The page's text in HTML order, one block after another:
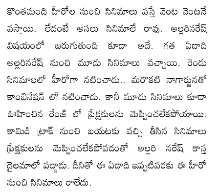
కొంతమంది హీరోల నుంచి సినిమాలు వస్తే వెంట వెంటనే
వస్తాయి. లేదంటే అసలు సినిమాలే రావు. అల్లరినరేష్
విషయంలో జరుగుతుంది కూడా అదే. గత ఏడాది
అల్లరినరేష్ నుంచి మూడు సినిమాలు వచ్చాయి. రెండు
సినిమాలలో హీరోగా నటించాడు.. మరొకటి నాగార్జునతో
కాంబినేషన్ లో నటించాడు. కానీ మూడు సినిమాలు కూడా
ఊహించిన రేంజ్ లో ప్రేక్షకులను మెప్పించలేకపోయాయి.
కామిడి ట్రాక్ నుంచి బయటకు వచ్చి తీసిన సినిమాలు
ప్రేక్షకులను మెప్పించలేకపోవడంతో అల్లరి నరేష్ కాస్త
డైలమాలో పడ్డాడు. దీనితో ఈ ఏడాది ఇప్పటివరకు ఈ హీరో
నుంచి సినిమాలు రాలేదు.